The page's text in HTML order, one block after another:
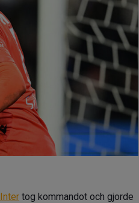
Inter tog kommandot och gjorde